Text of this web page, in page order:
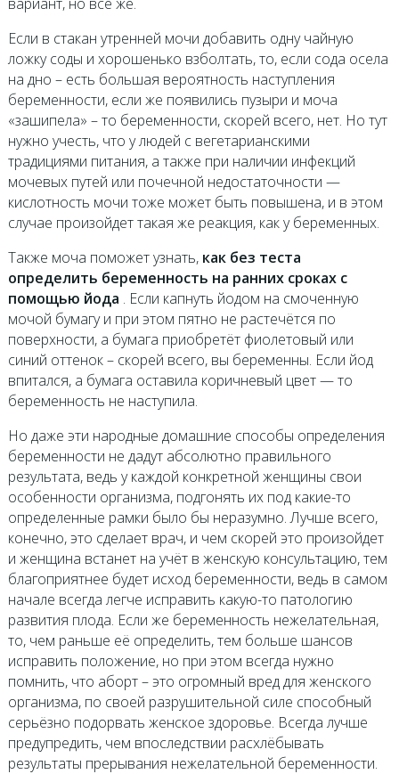
Если в стакан утренней мочи добавить одну чайную
ложку соды и хорошенько взболтать, то, если сода осела
на дно – есть большая вероятность наступления
беременности, если же появились пузыри и моча
«зашипела» – то беременности, скорей всего, нет. Но тут
нужно учесть, что у людей с вегетарианскими
традициями питания, а также при наличии инфекций
мочевых путей или почечной недостаточности —
кислотность мочи тоже может быть повышена, и в этом
случае произойдет такая же реакция, как у беременных.
Также моча поможет узнать, как без теста
определить беременность на ранних сроках с
помощью йода . Если капнуть йодом на смоченную
мочой бумагу и при этом пятно не растечётся по
поверхности, а бумага приобретёт фиолетовый или
синий оттенок – скорей всего, вы беременны. Если йод
впитался, а бумага оставила коричневый цвет — то
беременность не наступила.
Но даже эти народные домашние способы определения
беременности не дадут абсолютно правильного
результата, ведь у каждой конкретной женщины свои
особенности организма, подгонять их под какие-то
определенные рамки было бы неразумно. Лучше всего,
конечно, это сделает врач, и чем скорей это произойдет
и женщина встанет на учёт в женскую консультацию, тем
благоприятнее будет исход беременности, ведь в самом
начале всегда легче исправить какую-то патологию
развития плода. Если же беременность нежелательная,
то, чем раньше её определить, тем больше шансов
исправить положение, но при этом всегда нужно
помнить, что аборт – это огромный вред для женского
организма, по своей разрушительной силе способный
серьёзно подорвать женское здоровье. Всегда лучше
предупредить, чем впоследствии расхлёбывать
результаты прерывания нежелательной беременности.